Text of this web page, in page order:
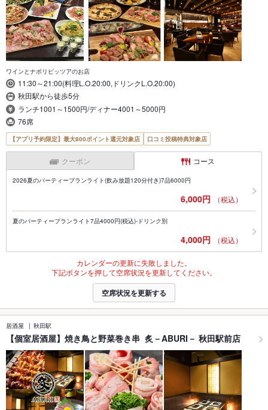
ワインとナポリピッツアのお店
11:30～21:00(料理L.O.20:00,ドリンクL.O.20:00)
秋田駅から徒歩5分
ランチ1001～1500円/ディナー4001～5000円
76席
【アプリ予約限定】最大800ポイント還元対象店 口コミ投稿特典対象店
クーポン コース
2026夏のパーティープランライト(飲み放題120分付き)7品6000円
6,000円 （税込）
夏のパーティープランライト7品4000円(税込)-ドリンク別
4,000円 （税込）
カレンダーの更新に失敗しました。
下記ボタンを押して空席状況を更新してください。
空席状況を更新する
居酒屋 秋田駅
【個室居酒屋】焼き鳥と野菜巻き串 炙－ABURI－ 秋田駅前店